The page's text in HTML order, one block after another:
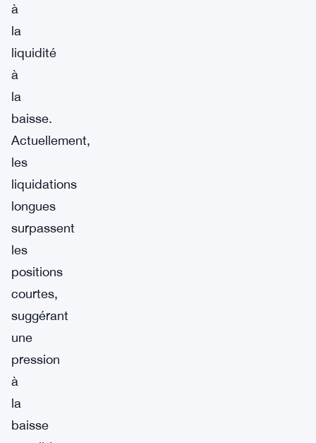
à
la
liquidité
à
la
baisse.
Actuellement,
les
liquidations
longues
surpassent
les
positions
courtes,
suggérant
une
pression
à
la
baisse